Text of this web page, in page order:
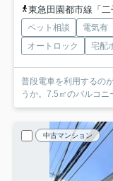
東急田園都市線「
ペット相談 電気有
オートロック
宅配
普段電車を利用するの
うか。7.5㎡のバルコニ
中古マンション